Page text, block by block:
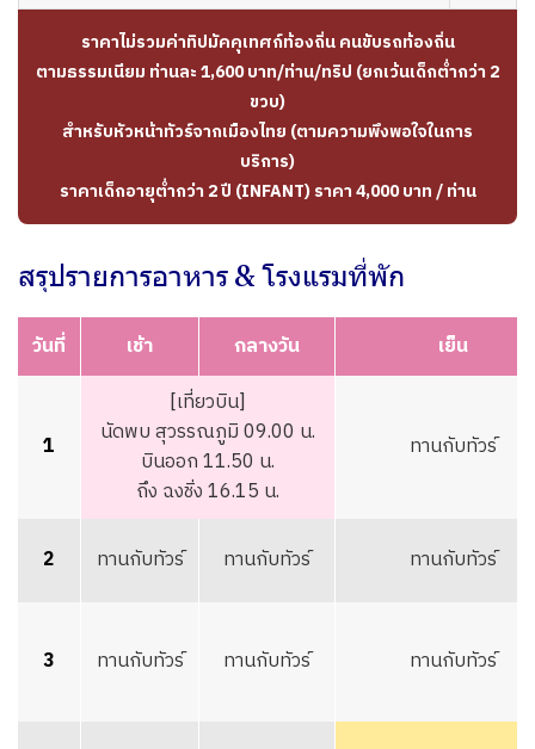
ราคาไม่รวมค่าทิปมัคคุเทศก์ท้องถิ่น คนขับรถท้องถิ่น
ตามธรรมเนียม ท่านละ 1,600 บาท/ท่าน/ทริป (ยกเว้นเด็กต่ำกว่า 2
ขวบ)
สำหรับหัวหน้าทัวร์จากเมืองไทย (ตามความพึงพอใจในการ
บริการ)
ราคาเด็กอายุต่ำกว่า 2 ปี (INFANT) ราคา 4,000 บาท / ท่าน
สรุปรายการอาหาร & โรงแรมที่พัก
วันที่ เช้า กลางวัน เย็น
1
[เที่ยวบิน]
นัดพบ สุวรรณภูมิ 09.00 น.
บินออก 11.50 น.
ถึง ฉงชิ่ง 16.15 น.
ทานกับทัวร์
2 ทานกับทัวร์ ทานกับทัวร์ ทานกับทัวร์
3 ทานกับทัวร์ ทานกับทัวร์ ทานกับทัวร์